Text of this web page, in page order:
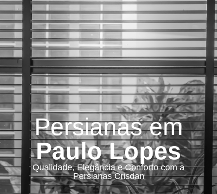
Persianas em
Paulo Lopes
Qualidade, Elegância e Conforto com a
Persianas Crisdan